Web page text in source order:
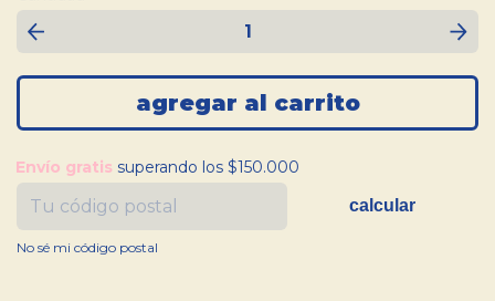
Envío gratissuperando los$150.000
Envío gratis superando los $150.000
calcular
No sé mi código postal